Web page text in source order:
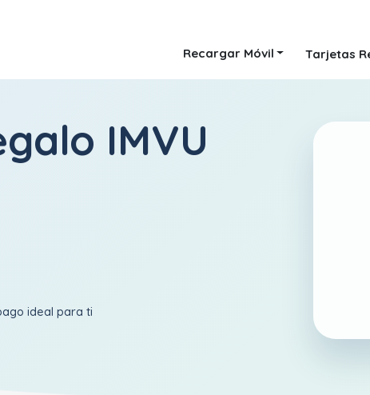
Recargar Móvil Tarjetas
IMVU
ideal para ti